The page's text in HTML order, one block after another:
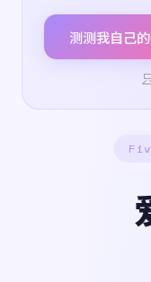
测测我自己